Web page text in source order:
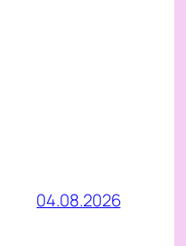
04.08.2026